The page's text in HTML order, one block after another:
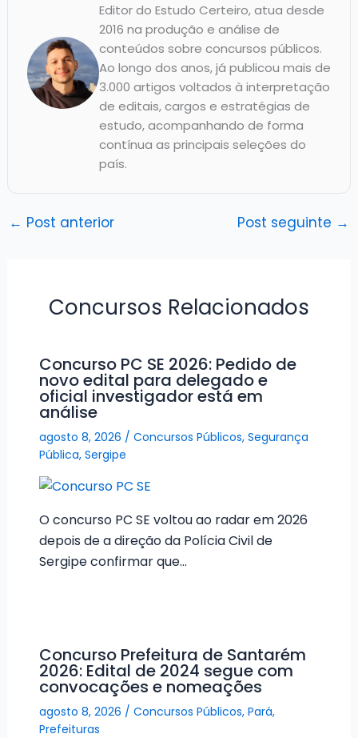
Editor do Estudo Certeiro, atua desde
2016 na produção e análise de
conteúdos sobre concursos públicos.
Ao longo dos anos, já publicou mais de
3.000 artigos voltados à interpretação
de editais, cargos e estratégias de
estudo, acompanhando de forma
contínua as principais seleções do
país.
← Post anterior Post seguinte →
Concursos Relacionados
Concurso PC SE 2026: Pedido de
novo edital para delegado e
oficial investigador está em
análise
agosto 8, 2026 / Concursos Públicos, Segurança
Pública, Sergipe
O concurso PC SE voltou ao radar em 2026
depois de a direção da Polícia Civil de
Sergipe confirmar que…
Concurso Prefeitura de Santarém
2026: Edital de 2024 segue com
convocações e nomeações
agosto 8, 2026 / Concursos Públicos, Pará,
Prefeituras